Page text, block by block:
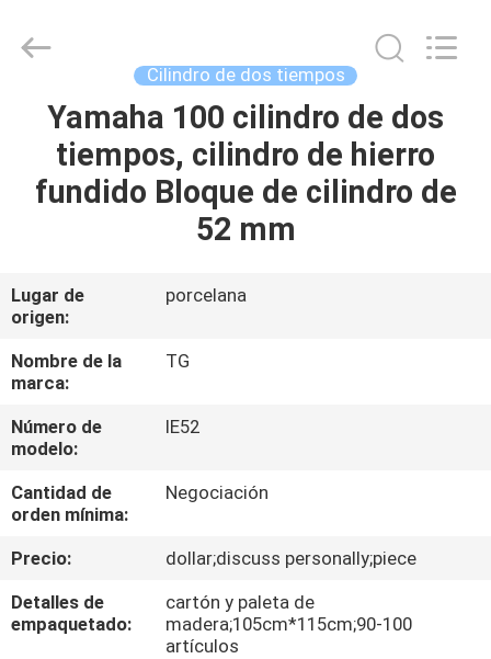
HOGAR
PRODUCTOS
NOSOTROS
VIAJE
DE
LA
FÁBRICA
CONTROL
CALIDAD
Block.,Ltd.
Cilindro de dos tiempos
Yamaha 100 cilindro de dos
tiempos, cilindro de hierro
fundido Bloque de cilindro de
52 mm
Lugar de
origen:
porcelana
Nombre de la
marca:
TG
Número de
modelo:
IE52
Cantidad de
orden mínima:
Negociación
Precio:
dollar;discuss personally;piece
Detalles de
empaquetado:
cartón y paleta de
madera;105cm*115cm;90-100
artículos